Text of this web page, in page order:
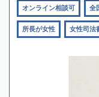
オンライン相談可 全
所長が女性 女性司法